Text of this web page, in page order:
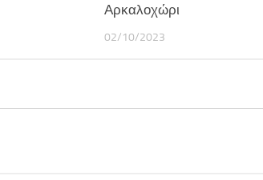
Αρκαλοχώρι
02/10/2023